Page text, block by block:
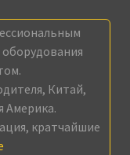
Китай,
Америка.
кратчайшие